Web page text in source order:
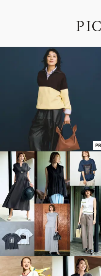
PIC
PR